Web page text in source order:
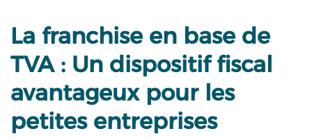
La franchise en base de
TVA : Un dispositif fiscal
avantageux pour les
petites entreprises